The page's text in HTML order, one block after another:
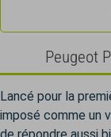
Peugeot
Lancé pour la
imposé comme un